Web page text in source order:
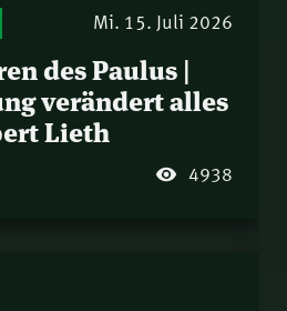
Mi. 15. Juli 2026
des Paulus |
verändert alles
Lieth
4938